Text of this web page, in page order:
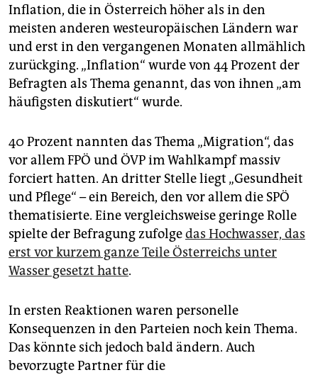
Inflation, die in Österreich höher als in den
meisten anderen westeuropäischen Ländern war
und erst in den vergangenen Monaten allmählich
zurückging. „Inflation“ wurde von 44 Prozent der
Befragten als Thema genannt, das von ihnen „am
häufigsten diskutiert“ wurde.
40 Prozent nannten das Thema „Migration“, das
vor allem FPÖ und ÖVP im Wahlkampf massiv
forciert hatten. An dritter Stelle liegt „Gesundheit
und Pflege“ – ein Bereich, den vor allem die SPÖ
thematisierte. Eine vergleichsweise geringe Rolle
spielte der Befragung zufolgedas Hochwasser, das
erst vor kurzem ganze Teile Österreichs unter
Wasser gesetzt hatte.
In ersten Reaktionen waren personelle
Konsequenzen in den Parteien noch kein Thema.
Das könnte sich jedoch bald ändern. Auch
bevorzugte Partner für die